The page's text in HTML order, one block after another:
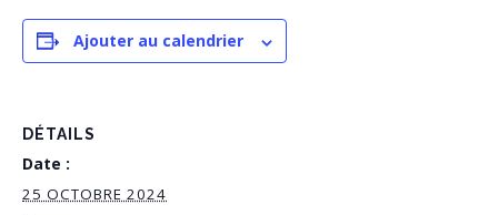
Ajouter au calendrier
DÉTAILS
Date :
25 OCTOBRE 2024